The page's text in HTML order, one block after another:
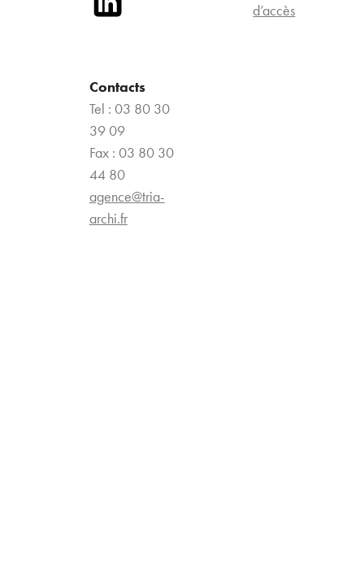
d’accès
Contacts
Tel : 03 80 30
39 09
Fax : 03 80 30
44 80
agence@tria-
archi.fr